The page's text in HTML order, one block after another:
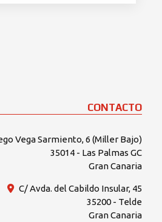
CONTACTO
Vega Sarmiento, 6 (Miller Bajo)
35014 - Las Palmas GC
Gran Canaria
C/ Avda. del Cabildo Insular, 45
35200 - Telde
Gran Canaria